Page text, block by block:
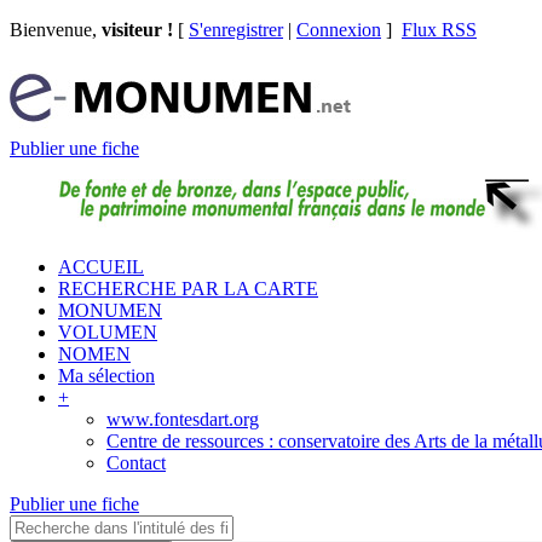
Bienvenue, visiteur ! [ S'enregistrer| Connexion ] Flux RSS
Publier une fiche
ACCUEIL
RECHERCHE PAR LA CARTE
MONUMEN
VOLUMEN
NOMEN
Ma sélection
+
www.fontesdart.org
Centre de ressources : conservatoire des Arts de la
Contact
Publier une fiche